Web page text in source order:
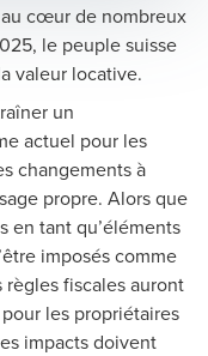
cœur de nombreux
le peuple suisse
valeur locative.
un
actuel pour les
changements à
propre. Alors que
en tant qu’éléments
imposés comme
fiscales auront
les propriétaires
impacts doivent
romande -